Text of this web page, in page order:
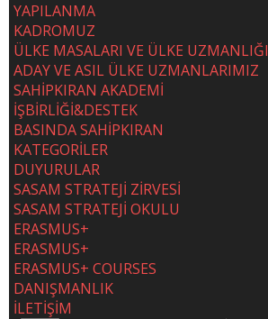
YAPILANMA
KADROMUZ
ÜLKE MASALARI VE ÜLKE UZMANLIĞI
ADAY VE ASIL ÜLKE UZMANLARIMIZ
SAHİPKIRAN AKADEMİ
İŞBİRLİĞİ&DESTEK
BASINDA SAHİPKIRAN
KATEGORİLER
DUYURULAR
SASAM STRATEJİ ZİRVESİ
SASAM STRATEJİ OKULU
ERASMUS+
ERASMUS+
ERASMUS+ COURSES
DANIŞMANLIK
İLETİŞİM